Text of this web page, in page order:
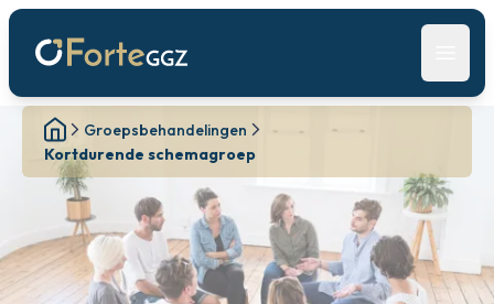
Groepsbehandelingen
Kortdurende schemagroep